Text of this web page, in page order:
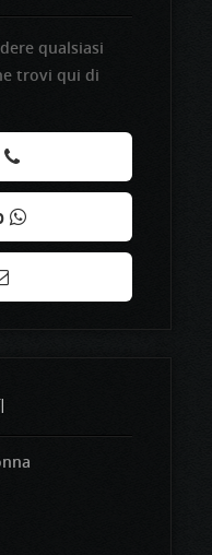
qualsiasi
trovi qui di